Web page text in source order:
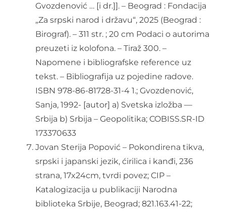
Gvozdenović … [i dr.]]. – Beograd : Fondacija
„Za srpski narod i državu“, 2025 (Beograd :
Birograf). – 311 str. ; 20 cm Podaci o autorima
preuzeti iz kolofona. – Tiraž 300. –
Napomene i bibliografske reference uz
tekst. – Bibliografija uz pojedine radove.
ISBN 978-86-81728-31-4 1.; Gvozdenović,
Sanja, 1992- [autor] a) Svetska izložba —
Srbija b) Srbija – Geopolitika; COBISS.SR-ID
173370633
Jovan Sterija Popović – Pokondirena tikva,
srpski i japanski jezik, ćirilica i kanđi, 236
strana, 17x24cm, tvrdi povez; CIP –
Katalogizacija u publikaciji Narodna
biblioteka Srbije, Beograd; 821.163.41-22;